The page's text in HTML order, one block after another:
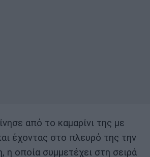
από το καμαρίνι της με
έχοντας στο πλευρό της την
η οποία συμμετέχει στη σειρά